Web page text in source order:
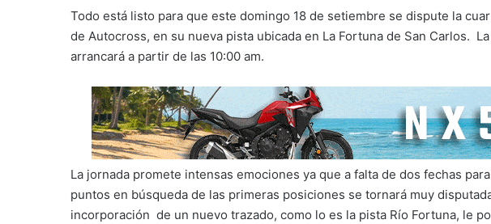
Todo está listo para que este domingo 18 de setiembre se dispute la
de Autocross, en su nueva pista ubicada en La Fortuna de San Carlos.
arrancará a partir de las 10:00 am.
La jornada promete intensas emociones ya que a falta de dos fechas
puntos en búsqueda de las primeras posiciones se tornará muy
incorporación de un nuevo trazado, como lo es la pista Río Fortuna, le